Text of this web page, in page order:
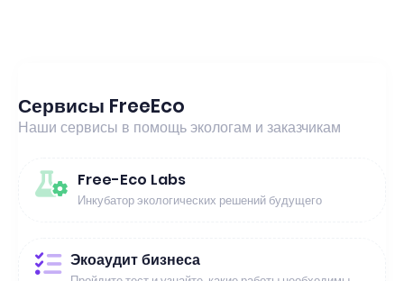
Сервисы FreeEco
Наши сервисы в помощь экологам и заказчикам
Free-Eco Labs
Инкубатор экологических решений будущего
Экоаудит бизнеса